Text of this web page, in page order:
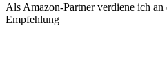
Als Amazon-Partner verdiene ich
Empfehlung